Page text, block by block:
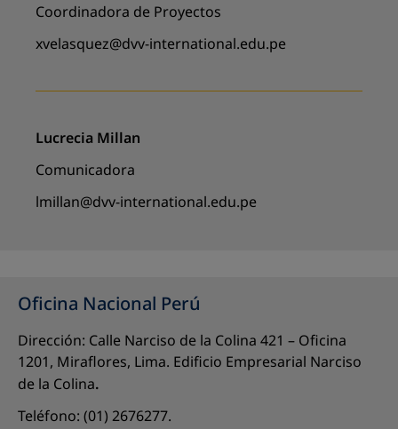
Coordinadora de Proyectos
xvelasquez@dvv-international.edu.pe
Lucrecia Millan
Comunicadora
lmillan@dvv-international.edu.pe
Oficina Nacional Perú
Dirección: Calle Narciso de la Colina 421 – Oficina
1201, Miraflores, Lima. Edificio Empresarial Narciso
de la Colina.
Teléfono: (01) 2676277.